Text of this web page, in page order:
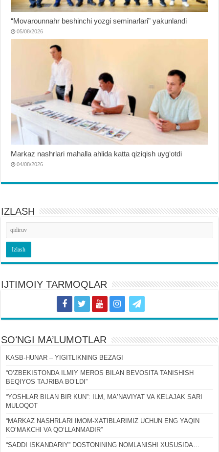
“Movarounnahr beshinchi yozgi seminarlari” yakunlandi
05/08/2026
Markaz nashrlari mahalla ahlida katta qiziqish uygʻotdi
04/08/2026
IZLASH
IJTIMOIY TARMOQLAR
SOʻNGI MA’LUMOTLAR
KASB-HUNAR – YIGITLIKNING BEZAGI
“OʻZBEKISTONDA ILMIY MEROS BILAN BEVOSITA TANISHISH
BEQIYOS TAJRIBA BOʻLDI”
“YOSHLAR BILAN BIR KUN”: ILM, MAʼNAVIYAT VA KELAJAK SARI
MULOQOT
“MARKAZ NASHRLARI IMOM-XATIBLARIMIZ UCHUN ENG YAQIN
KOʻMAKCHI VA QOʻLLANMADIR”
“SADDI ISKANDARIY” DOSTONINING NOMLANISHI XUSUSIDA…